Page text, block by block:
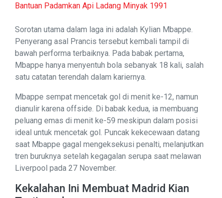
Bantuan Padamkan Api Ladang Minyak 1991
Sorotan utama dalam laga ini adalah Kylian Mbappe.
Penyerang asal Prancis tersebut kembali tampil di
bawah performa terbaiknya. Pada babak pertama,
Mbappe hanya menyentuh bola sebanyak 18 kali, salah
satu catatan terendah dalam kariernya.
Mbappe sempat mencetak gol di menit ke-12, namun
dianulir karena offside. Di babak kedua, ia membuang
peluang emas di menit ke-59 meskipun dalam posisi
ideal untuk mencetak gol. Puncak kekecewaan datang
saat Mbappe gagal mengeksekusi penalti, melanjutkan
tren buruknya setelah kegagalan serupa saat melawan
Liverpool pada 27 November.
Kekalahan Ini Membuat Madrid Kian